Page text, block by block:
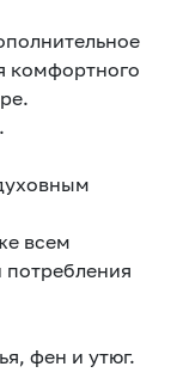
комфортного
всем
фен и утюг.